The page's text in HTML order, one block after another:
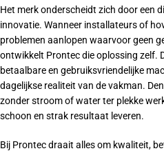
Het merk onderscheidt zich door een
innovatie. Wanneer installateurs of
problemen aanlopen waarvoor geen
ontwikkelt Prontec die oplossing zelf.
betaalbare en gebruiksvriendelijke
dagelijkse realiteit van de vakman.
zonder stroom of water ter plekke
schoon en strak resultaat leveren.
Bij Prontec draait alles om kwaliteit,